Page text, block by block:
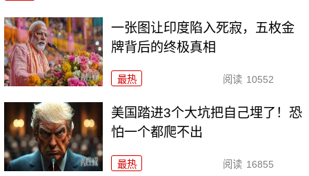
一张图让印度陷入死寂，五枚金
牌背后的终极真相
最热 阅读 10552
美国踏进3个大坑把自己埋了！恐
怕一个都爬不出
最热 阅读 16855